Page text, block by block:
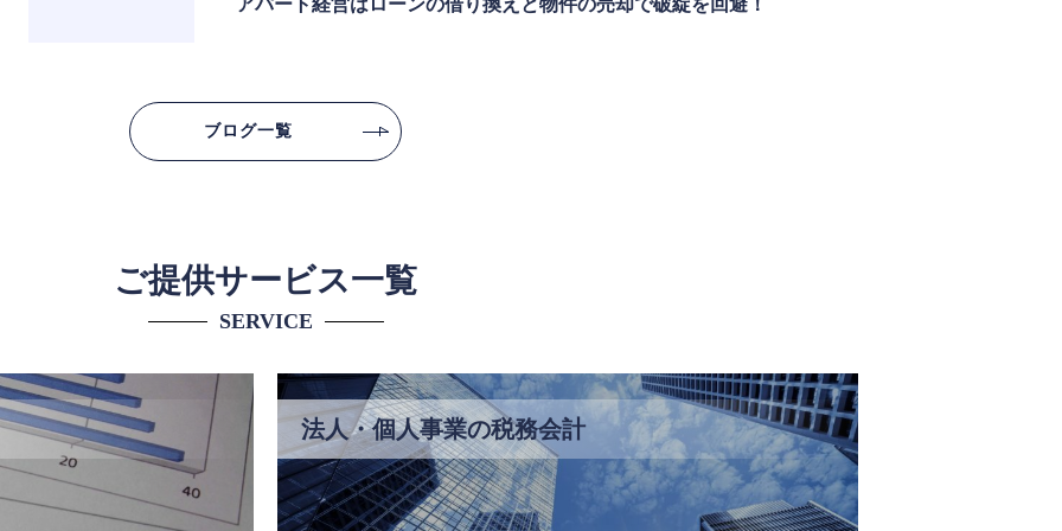
アパート経営はローンの借り換えと物件の売却で破綻を回避！
ブログ一覧
ご提供サービス一覧
SERVICE
法人・個人事業の税務会計